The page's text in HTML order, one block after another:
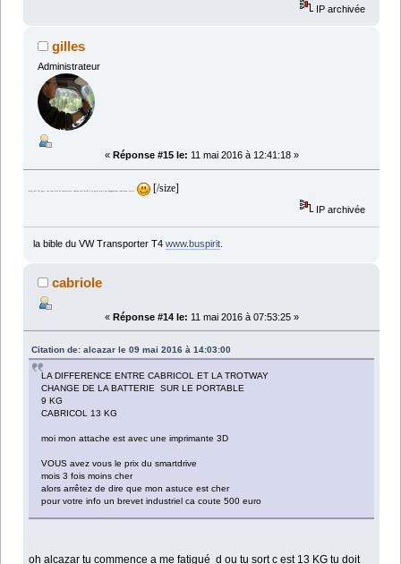
IP archivée
gilles
Administrateur
« Réponse #15 le: 11 mai 2016 à 12:41:18 »
[/size]
IP archivée
la bible du VW Transporter T4 www.buspirit.
cabriole
« Réponse #14 le: 11 mai 2016 à 07:53:25 »
Citation de: alcazar le 09 mai 2016 à 14:03:00
LA DIFFERENCE ENTRE CABRICOL ET LA TROTWAY
CHANGE DE LA BATTERIE SUR LE PORTABLE
9 KG
CABRICOL 13 KG
moi mon attache est avec une imprimante 3D
VOUS avez vous le prix du smartdrive
mois 3 fois moins cher
alors arrêtez de dire que mon astuce est cher
pour votre info un brevet industriel ca coute 500 euro
oh alcazar tu commence a me fatigué d ou tu sort c est 13 KG tu doit